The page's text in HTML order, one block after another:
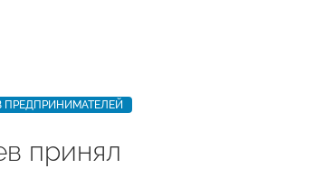
ПРЕДПРИНИМАТЕЛЕЙ
принял